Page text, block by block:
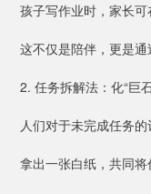
孩子写作业时，家长可
这不仅是陪伴，更是通
2. 任务拆解法：化“巨
人们对于未完成任务
拿出一张白纸，共同将